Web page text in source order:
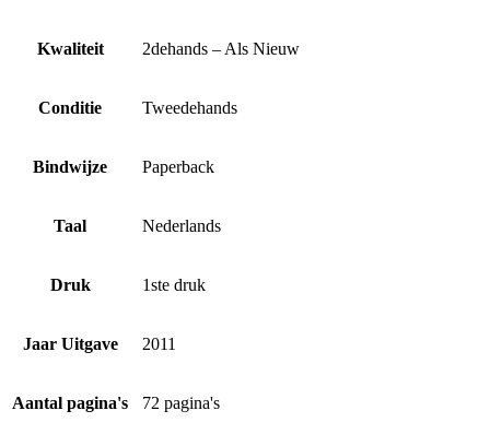
Kwaliteit 2dehands – Als Nieuw
Conditie Tweedehands
Bindwijze Paperback
Taal Nederlands
Druk 1ste druk
Jaar Uitgave 2011
Aantal pagina's 72 pagina's